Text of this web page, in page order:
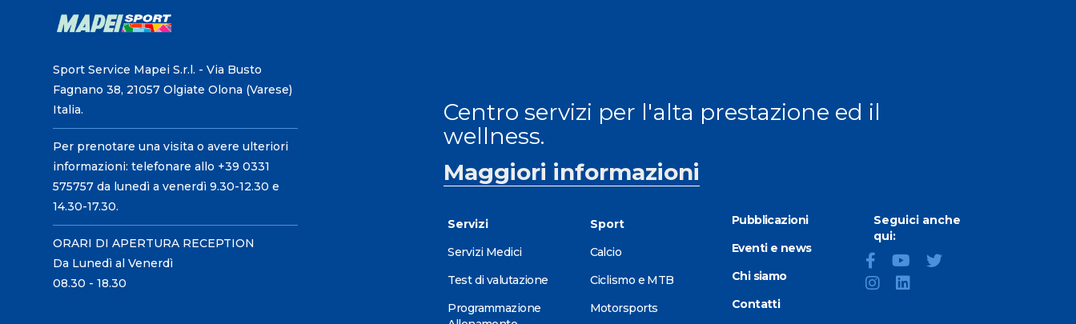
Sport Service Mapei S.r.l. - Via Busto
Fagnano 38, 21057 Olgiate Olona (Varese)
Italia.
Per prenotare una visita o avere ulteriori
informazioni: telefonare allo +39 0331
575757 da lunedì a venerdì 9.30-12.30 e
14.30-17.30.
ORARI DI APERTURA RECEPTION
Da Lunedì al Venerdì
08.30 - 18.30
Centro servizi per l'alta prestazione ed il
wellness.
Maggiori informazioni
Servizi
Servizi Medici
Test di valutazione
Programmazione
Sport
Calcio
Ciclismo e MTB
Motorsports
Pubblicazioni
Eventi e news
Chi siamo
Contatti
Seguici anche
qui: